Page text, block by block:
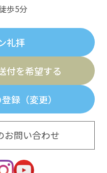
歩5分
礼拝
付を希望する
録（変更）
お問い合わせ